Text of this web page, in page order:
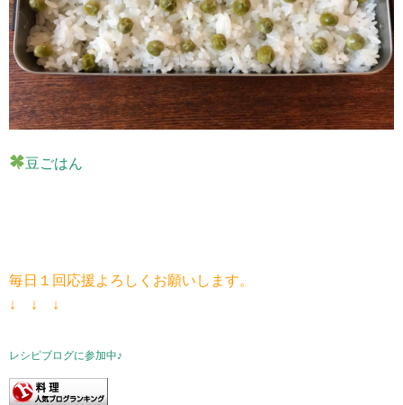
豆ごはん
毎日１回応援よろしくお願いします。
↓ ↓ ↓
レシピブログに参加中♪